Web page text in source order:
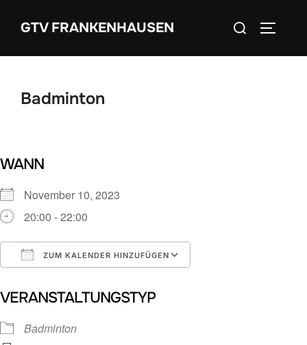
InhaltGTV FRANKENHAUSEN
Suchen
Badminton
WANN
November 10, 2023
20:00 - 22:00
ZUM KALENDER HINZUFÜGEN
VERANSTALTUNGSTYP
Badminton